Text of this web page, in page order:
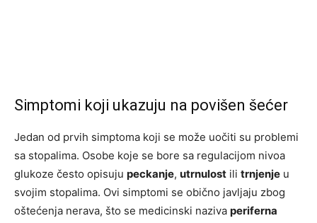
Simptomi koji ukazuju na povišen šećer
Jedan od prvih simptoma koji se može uočiti su problemi
sa stopalima. Osobe koje se bore sa regulacijom nivoa
glukoze često opisuju peckanje, utrnulost ili trnjenje u
svojim stopalima. Ovi simptomi se obično javljaju zbog
oštećenja nerava, što se medicinski naziva periferna